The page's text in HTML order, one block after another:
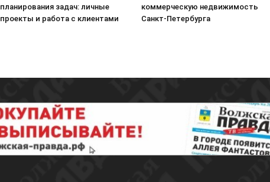
планирования задач: личные
проекты и работа с клиентами
коммерческую недвижимость
Санкт-Петербурга